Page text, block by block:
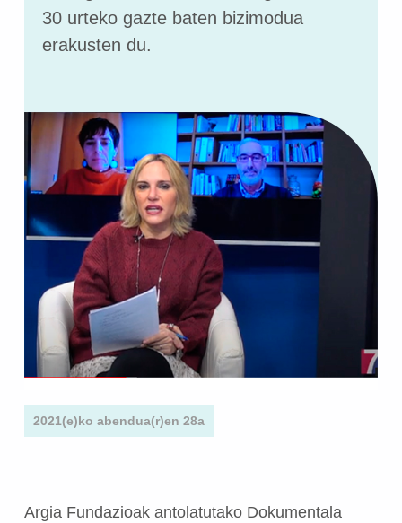
30 urteko gazte baten bizimodua
erakusten du.
2021(e)ko abendua(r)en 28a
Argia Fundazioak antolatutako Dokumentala